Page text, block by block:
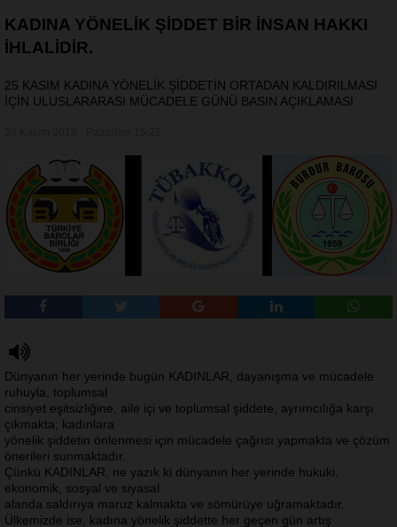
KADINA YÖNELİK ŞİDDET BİR İNSAN HAKKI
İHLALİDİR.
25 KASIM KADINA YÖNELİK ŞİDDETİN ORTADAN KALDIRILMASI
İÇİN ULUSLARARASI MÜCADELE GÜNÜ BASIN AÇIKLAMASI
Dünyanın her yerinde bugün KADINLAR, dayanışma ve mücadele
ruhuyla, toplumsal
cinsiyet eşitsizliğine, aile içi ve toplumsal şiddete, ayrımcılığa karşı
çıkmakta; kadınlara
yönelik şiddetin önlenmesi için mücadele çağrısı yapmakta ve çözüm
önerileri sunmaktadır.
Çünkü KADINLAR, ne yazık ki dünyanın her yerinde hukuki,
ekonomik, sosyal ve siyasal
alanda saldırıya maruz kalmakta ve sömürüye uğramaktadır.
Ülkemizde ise, kadına yönelik şiddette her geçen gün artış